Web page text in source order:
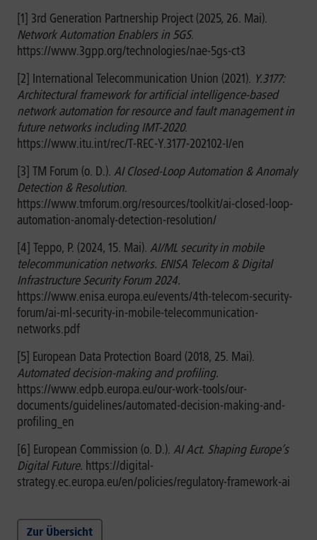
[1] 3rd Generation Partnership Project (2025, 26. Mai).
Network Automation Enablers in 5GS.
https://www.3gpp.org/technologies/nae-5gs-ct3
[2] International Telecommunication Union (2021). Y.3177:
Architectural framework for artificial intelligence-based
network automation for resource and fault management in
future networks including IMT-2020.
https://www.itu.int/rec/T-REC-Y.3177-202102-I/en
[3] TM Forum (o. D.). AI Closed-Loop Automation & Anomaly
Detection & Resolution.
https://www.tmforum.org/resources/toolkit/ai-closed-loop-
automation-anomaly-detection-resolution/
[4] Teppo, P. (2024, 15. Mai). AI/ML security in mobile
telecommunication networks. ENISA Telecom & Digital
Infrastructure Security Forum 2024.
https://www.enisa.europa.eu/events/4th-telecom-security-
forum/ai-ml-security-in-mobile-telecommunication-
networks.pdf
[5] European Data Protection Board (2018, 25. Mai).
Automated decision-making and profiling.
https://www.edpb.europa.eu/our-work-tools/our-
documents/guidelines/automated-decision-making-and-
profiling_en
[6] European Commission (o. D.). AI Act. Shaping Europe’s
Digital Future. https://digital-
strategy.ec.europa.eu/en/policies/regulatory-framework-ai
Zur Übersicht